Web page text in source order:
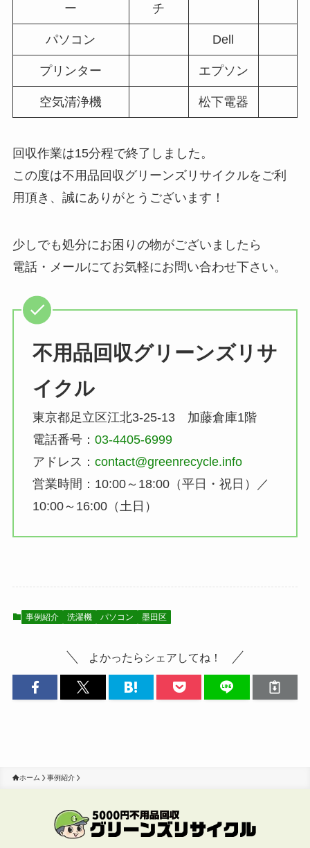
ー
チ
パソコン Dell
プリンター エプソン
空気清浄機 松下電器
回収作業は15分程で終了しました。
この度は不用品回収グリーンズリサイクルをご利
用頂き、誠にありがとうございます！
少しでも処分にお困りの物がございましたら
電話・メールにてお気軽にお問い合わせ下さい。
不用品回収グリーンズリサ
イクル
東京都足立区江北3-25-13 加藤倉庫1階
電話番号： 03-4405-6999
アドレス： contact@greenrecycle.info
営業時間：10:00～18:00（平日・祝日）／
10:00～16:00（土日）
事例紹介 洗濯機 パソコン 墨田区
よかったらシェアしてね！
ホーム 事例紹介